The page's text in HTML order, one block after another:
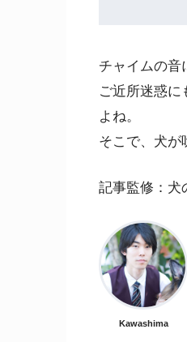
チャイムの音
ご近所迷惑に
よね。
そこで、犬が
記事監修：犬
Kawashima